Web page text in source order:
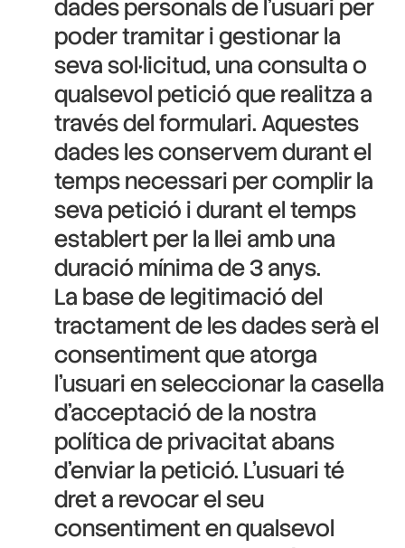
dades personals de l’usuari per
poder tramitar i gestionar la
seva sol·licitud, una consulta o
qualsevol petició que realitza a
través del formulari. Aquestes
dades les conservem durant el
temps necessari per complir la
seva petició i durant el temps
establert per la llei amb una
duració mínima de 3 anys.
La base de legitimació del
tractament de les dades serà el
consentiment que atorga
l’usuari en seleccionar la casella
d’acceptació de la nostra
política de privacitat abans
d’enviar la petició. L’usuari té
dret a revocar el seu
consentiment en qualsevol